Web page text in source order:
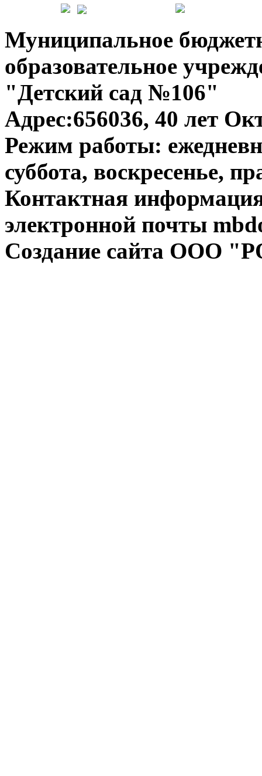
Муниципальное
образовательное
"Детский сад №106"
Адрес:656036, 40 лет
Режим работы:
суббота, воскресенье,
Контактная
электронной почты
Создание сайта ООО